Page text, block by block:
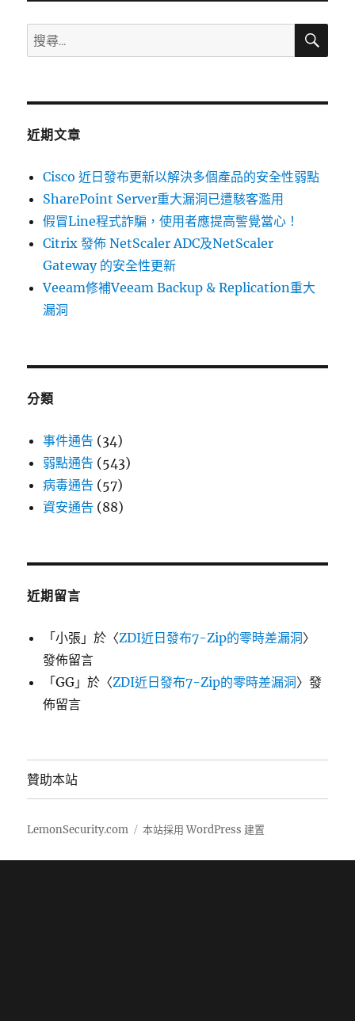
點
脅
搜
尋
鍵
搜
近期文章
Cisco 近日發布更新以解決多個產品的安全性弱點
SharePoint Server重大漏洞已遭駭客濫用
假冒Line程式詐騙，使用者應提高警覺當心！
Citrix 發佈 NetScaler ADC及NetScaler
Gateway 的安全性更新
Veeam修補Veeam Backup & Replication重大
漏洞
分類
事件通告 (34)
弱點通告 (543)
病毒通告 (57)
資安通告 (88)
近期留言
「小張 」於〈ZDI近日發布7-Zip的零時差漏洞〉
發佈留言
「GG 」於〈ZDI近日發布7-Zip的零時差漏洞〉發
佈留言
贊助本站
LemonSecurity.com 本站採用 WordPress 建置